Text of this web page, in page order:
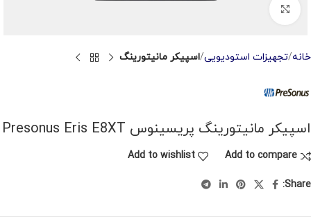
خانه تجهیزات استودیویی اسپیکر مانیتورینگ
اسپیکر مانیتورینگ پریسینوس Presonus Eris E8XT
Add to compare
Add to wishlist
Share: